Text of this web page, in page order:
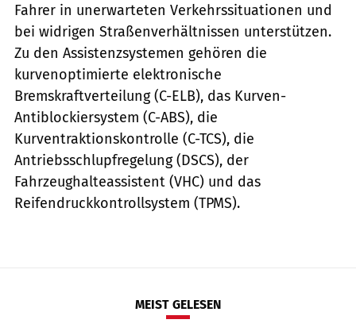
Fahrer in unerwarteten Verkehrssituationen und
bei widrigen Straßenverhältnissen unterstützen.
Zu den Assistenzsystemen gehören die
kurvenoptimierte elektronische
Bremskraftverteilung (C-ELB), das Kurven-
Antiblockiersystem (C-ABS), die
Kurventraktionskontrolle (C-TCS), die
Antriebsschlupfregelung (DSCS), der
Fahrzeughalteassistent (VHC) und das
Reifendruckkontrollsystem (TPMS).
MEIST GELESEN